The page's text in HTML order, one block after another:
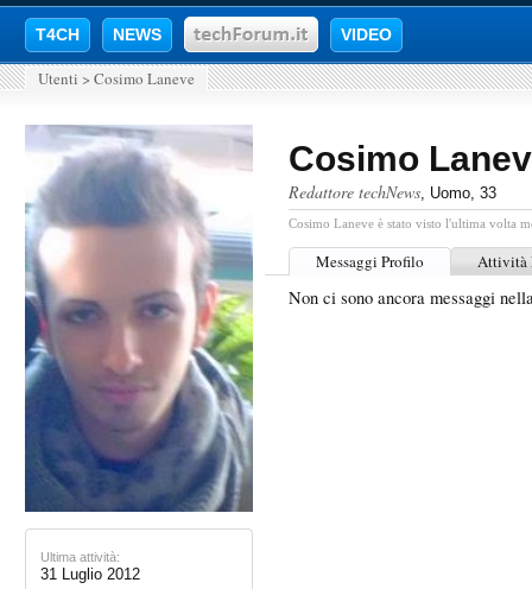
T4CH NEWS VIDEO
Utenti > Cosimo Laneve
Ultima attività:
31 Luglio 2012
Cosimo
Redattore techNews, Uomo, 33
Cosimo Laneve è stato visto l'ultima volta
Messaggi Profilo Attività
Non ci sono ancora messaggi